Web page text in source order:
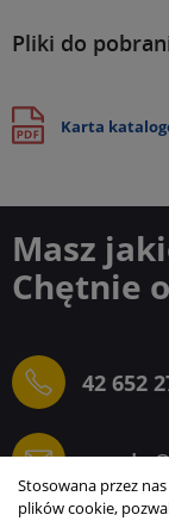
Pliki do
Karta
Masz
Chętnie
42 652
Stosowana przez
plików cookie,